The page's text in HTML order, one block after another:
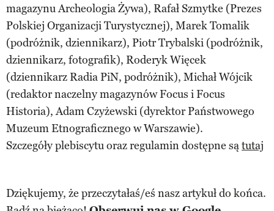
magazynu Archeologia Żywa), Rafał Szmytke (Prezes
Polskiej Organizacji Turystycznej), Marek Tomalik
(podróżnik, dziennikarz), Piotr Trybalski (podróżnik,
dziennikarz, fotografik), Roderyk Więcek
(dziennikarz Radia PiN, podróżnik), Michał Wójcik
(redaktor naczelny magazynów Focus i Focus
Historia), Adam Czyżewski (dyrektor Państwowego
Muzeum Etnograficznego w Warszawie).
Szczegóły plebiscytu oraz regulamin dostępne sątutaj
Dziękujemy, że przeczytałaś/eś nasz artykuł do końca.